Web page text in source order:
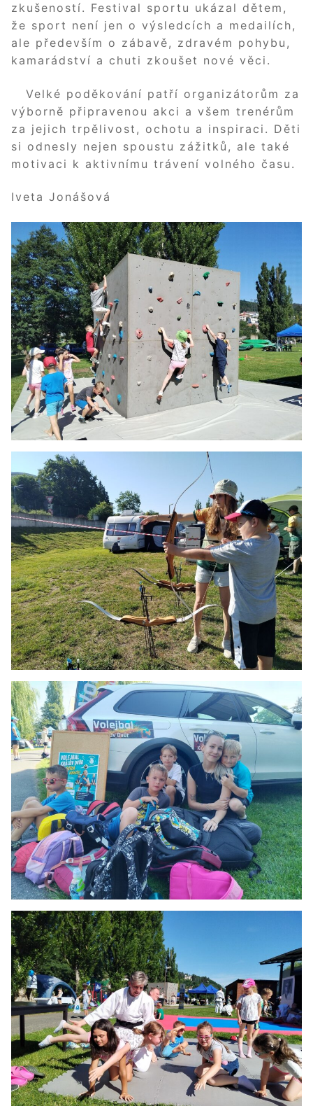
zkušeností. Festival sportu ukázal dětem,
že sport není jen o výsledcích a medailích,
ale především o zábavě, zdravém pohybu,
kamarádství a chuti zkoušet nové věci.
Velké poděkování patří organizátorům za
výborně připravenou akci a všem trenérům
za jejich trpělivost, ochotu a inspiraci. Děti
si odnesly nejen spoustu zážitků, ale také
motivaci k aktivnímu trávení volného času.
Iveta Jonášová